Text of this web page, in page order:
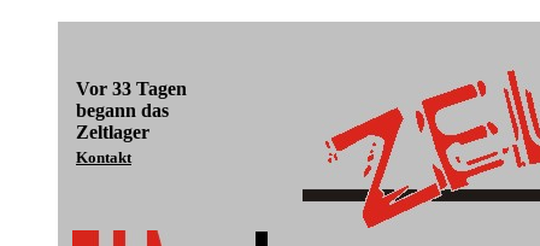
Vor 33 Tagen
begann das
Zeltlager
Kontakt